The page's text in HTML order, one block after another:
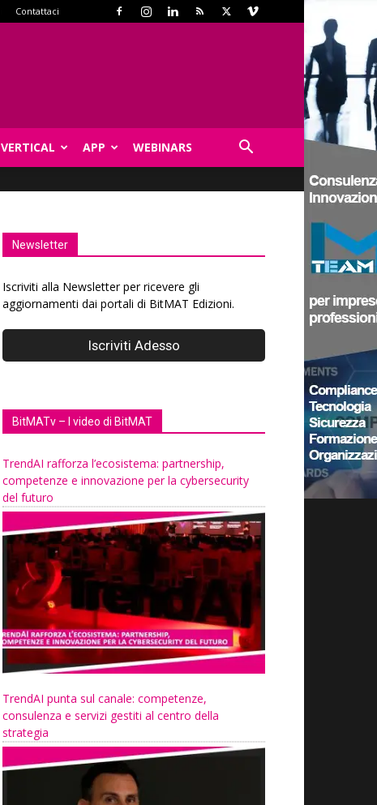
Contattaci
VERTICAL APP WEBINARS
Newsletter
Iscriviti alla Newsletter per ricevere gli
aggiornamenti dai portali di BitMAT Edizioni.
BitMATv – I video di BitMAT
TrendAI rafforza l’ecosistema: partnership,
competenze e innovazione per la cybersecurity
del futuro
TrendAI punta sul canale: competenze,
consulenza e servizi gestiti al centro della
strategia